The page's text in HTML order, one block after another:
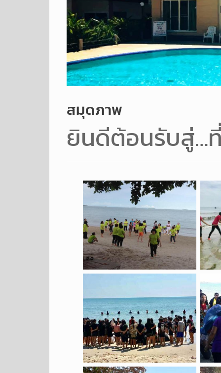
สมุดภาพ
ยินดีต้อนรับสู่…